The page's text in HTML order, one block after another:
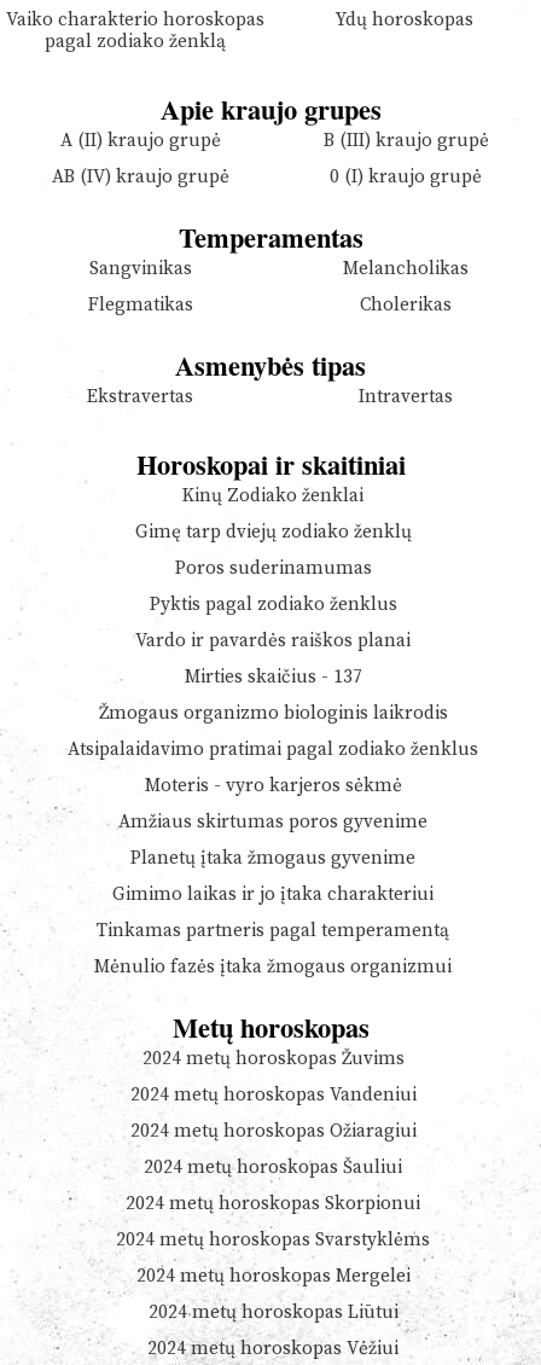
Vaiko charakterio horoskopas
pagal zodiako ženklą
Ydų horoskopas
Apie kraujo grupes
A (II) kraujo grupė
B (III) kraujo grupė
AB (IV) kraujo grupė
0 (I) kraujo grupė
Temperamentas
Sangvinikas
Melancholikas
Flegmatikas
Cholerikas
Asmenybės tipas
Ekstravertas Intravertas
Horoskopai ir skaitiniai
Kinų Zodiako ženklai
Gimę tarp dviejų zodiako ženklų
Poros suderinamumas
Pyktis pagal zodiako ženklus
Vardo ir pavardės raiškos planai
Mirties skaičius - 137
Žmogaus organizmo biologinis laikrodis
Atsipalaidavimo pratimai pagal zodiako ženklus
Moteris - vyro karjeros sėkmė
Amžiaus skirtumas poros gyvenime
Planetų įtaka žmogaus gyvenime
Gimimo laikas ir jo įtaka charakteriui
Tinkamas partneris pagal temperamentą
Mėnulio fazės įtaka žmogaus organizmui
Metų horoskopas
2024 metų horoskopas Žuvims
2024 metų horoskopas Vandeniui
2024 metų horoskopas Ožiaragiui
2024 metų horoskopas Šauliui
2024 metų horoskopas Skorpionui
2024 metų horoskopas Svarstyklėms
2024 metų horoskopas Mergelei
2024 metų horoskopas Liūtui
2024 metų horoskopas Vėžiui